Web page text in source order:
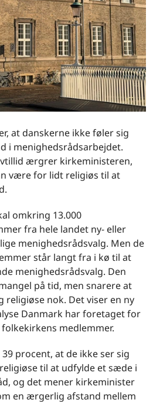
at danskerne ikke føler sig
i menighedsrådsarbejdet.
ærgrer kirkeministeren,
være for lidt religiøs til at
omkring 13.000
fra hele landet ny- eller
menighedsrådsvalg. Men de
står langt fra i kø til at
menighedsrådsvalg. Den
på tid, men snarere at
religiøse nok. Det viser en ny
Danmark har foretaget for
medlemmer.
procent, at de ikke ser sig
til at udfylde et sæde i
og det mener kirkeminister
en ærgerlig afstand mellem